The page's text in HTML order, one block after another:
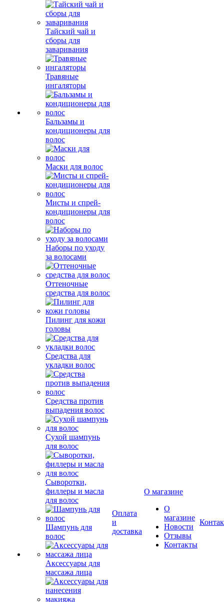
Тайский чай и
сборы для
заваривания
Травяные
ингаляторы
Бальзамы и
кондиционеры для
волос
Маски для волос
Мисты и спрей-
кондиционеры для
волос
Наборы по уходу
за волосами
Оттеночные
средства для волос
Пилинг для кожи
головы
Средства для
укладки волос
Средства против
выпадения волос
Сухой шампунь
для волос
Сыворотки,
филлеры и масла
для волос
Шампунь для
волос
Аксессуары для
массажа лица
Оплата
и
доставка
О магазине
О
магазине
Новости
Отзывы
Контакты